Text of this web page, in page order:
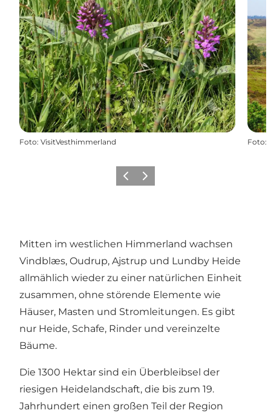
Foto: VisitVesthimmerland Foto:
ZurückWeiter
Mitten im westlichen Himmerland wachsen
Vindblæs, Oudrup, Ajstrup und Lundby Heide
allmählich wieder zu einer natürlichen Einheit
zusammen, ohne störende Elemente wie
Häuser, Masten und Stromleitungen. Es gibt
nur Heide, Schafe, Rinder und vereinzelte
Bäume.
Die 1300 Hektar sind ein Überbleibsel der
riesigen Heidelandschaft, die bis zum 19.
Jahrhundert einen großen Teil der Region